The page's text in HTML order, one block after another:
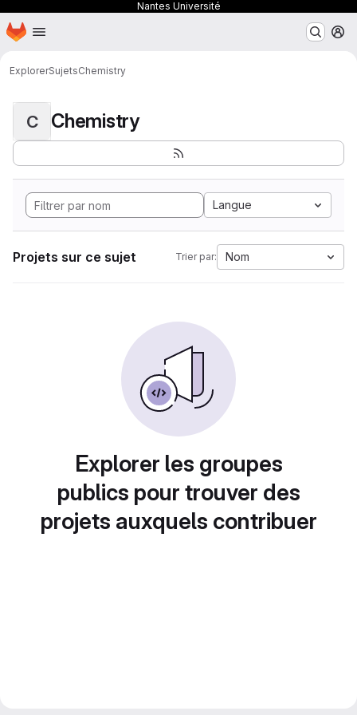
Nantes Université
Passer au contenu principal
Page d'accueil
ExplorerSujetsChemistry
C Chemistry
Langue
Projets sur ce sujet Trier par: Nom
Explorer les groupes
publics pour trouver des
projets auxquels contribuer